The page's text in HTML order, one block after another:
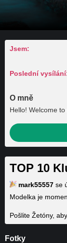
Jsem:
Poslední
O mně
Hello! Welcome
TOP 10
mark55557 se
Modelka je
Pošlite Žetóny,
Fotky